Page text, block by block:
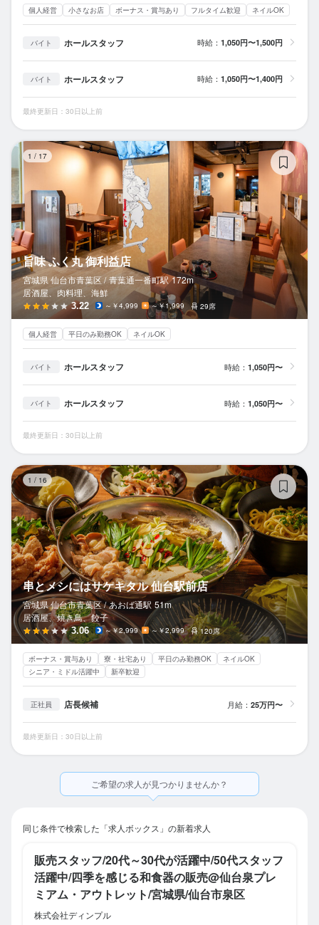
個人経営 小さなお店 ボーナス・賞与あり フルタイム歓迎 ネイルOK
バイト ホールスタッフ 時給： 1,050円〜1,500円
バイト ホールスタッフ 時給： 1,050円〜1,400円
最終更新日：30日以上前
1 / 17
旨味 ふく丸 御利益店
宮城県 仙台市青葉区 / 青葉通一番町駅 172m
居酒屋、肉料理、海鮮
3.22 ～￥4,999 ～￥1,999 29席
個人経営 平日のみ勤務OK ネイルOK
バイト ホールスタッフ 時給： 1,050円〜
バイト ホールスタッフ 時給： 1,050円〜
最終更新日：30日以上前
1 / 16
串とメシにはサケキタル 仙台駅前店
宮城県 仙台市青葉区 / あおば通駅 51m
居酒屋、焼き鳥、餃子
3.06 ～￥2,999 ～￥2,999 120席
ボーナス・賞与あり 寮・社宅あり 平日のみ勤務OK
ネイルOK
シニア・ミドル活躍中
新卒歓迎
正社員 店長候補 月給： 25万円〜
最終更新日：30日以上前
ご希望の求人が見つかりませんか？
同じ条件で検索した「求人ボックス」の新着求人
販売スタッフ/20代～30代が活躍中/50代スタッフ
活躍中/四季を感じる和食器の販売@仙台泉プレ
ミアム・アウトレット/宮城県/仙台市泉区
株式会社ディンプル